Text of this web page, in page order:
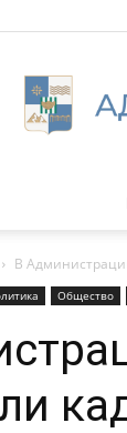
В
Общество